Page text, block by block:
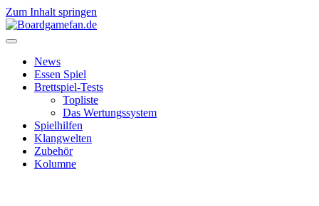
Zum Inhalt springen
News
Essen Spiel
Brettspiel-Tests
Topliste
Das Wertungssystem
Spielhilfen
Klangwelten
Zubehör
Kolumne